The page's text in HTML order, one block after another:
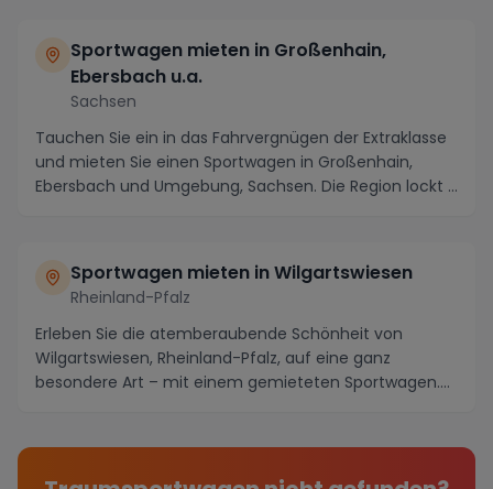
Sportwagen mieten in Großenhain,
Ebersbach u.a.
Sachsen
Tauchen Sie ein in das Fahrvergnügen der Extraklasse
und mieten Sie einen Sportwagen in Großenhain,
Ebersbach und Umgebung, Sachsen. Die Region lockt ...
Sportwagen mieten in Wilgartswiesen
Rheinland-Pfalz
Erleben Sie die atemberaubende Schönheit von
Wilgartswiesen, Rheinland-Pfalz, auf eine ganz
besondere Art – mit einem gemieteten Sportwagen.